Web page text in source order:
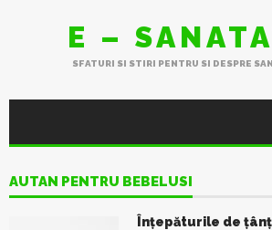
E –
SFATURI SI STIRI PENTRU SI DESPRE
AUTAN PENTRU BEBELUSI
Înțepăturile de